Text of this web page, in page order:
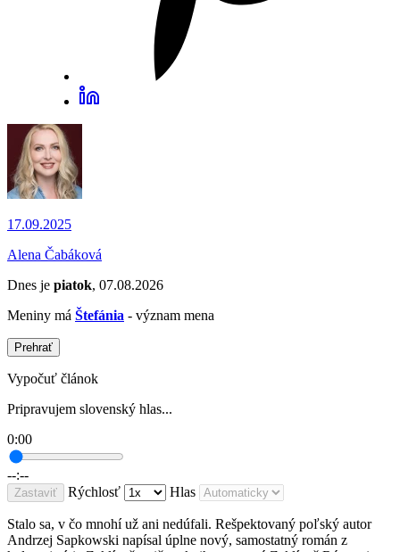
17.09.2025
Alena Čabáková
Dnes je piatok, 07.08.2026
Meniny má Štefánia - význam mena
Prehrať
Vypočuť článok
Pripravujem slovenský hlas...
0:00
--:--
Zastaviť Rýchlosť Hlas
Stalo sa, v čo mnohí už ani nedúfali. Rešpektovaný poľský autor
Andrzej Sapkowski napísal úplne nový, samostatný román z